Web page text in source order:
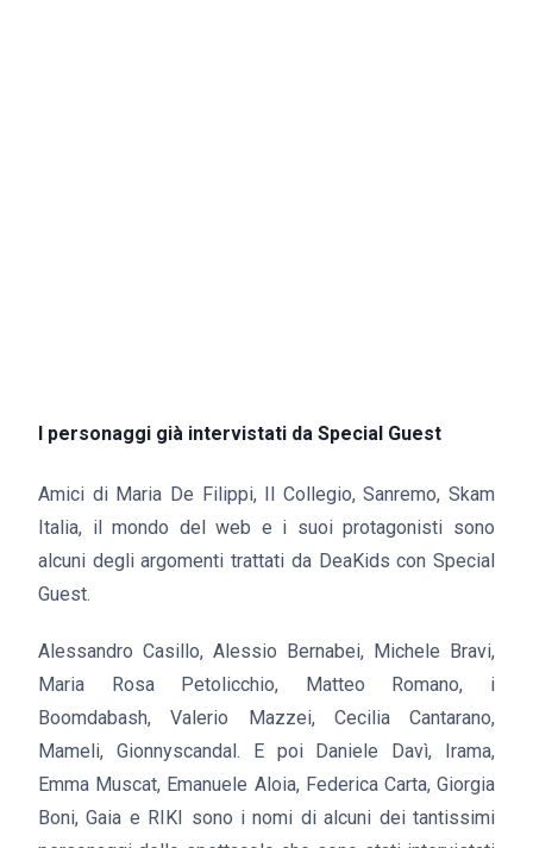
I personaggi già intervistati da Special Guest
Amici di Maria De Filippi, Il Collegio, Sanremo, Skam
Italia, il mondo del web e i suoi protagonisti sono
alcuni degli argomenti trattati da DeaKids con Special
Guest.
Alessandro Casillo, Alessio Bernabei, Michele Bravi,
Maria Rosa Petolicchio, Matteo Romano, i
Boomdabash, Valerio Mazzei, Cecilia Cantarano,
Mameli, Gionnyscandal. E poi Daniele Davì, Irama,
Emma Muscat, Emanuele Aloia, Federica Carta, Giorgia
Boni, Gaia e RIKI sono i nomi di alcuni dei tantissimi